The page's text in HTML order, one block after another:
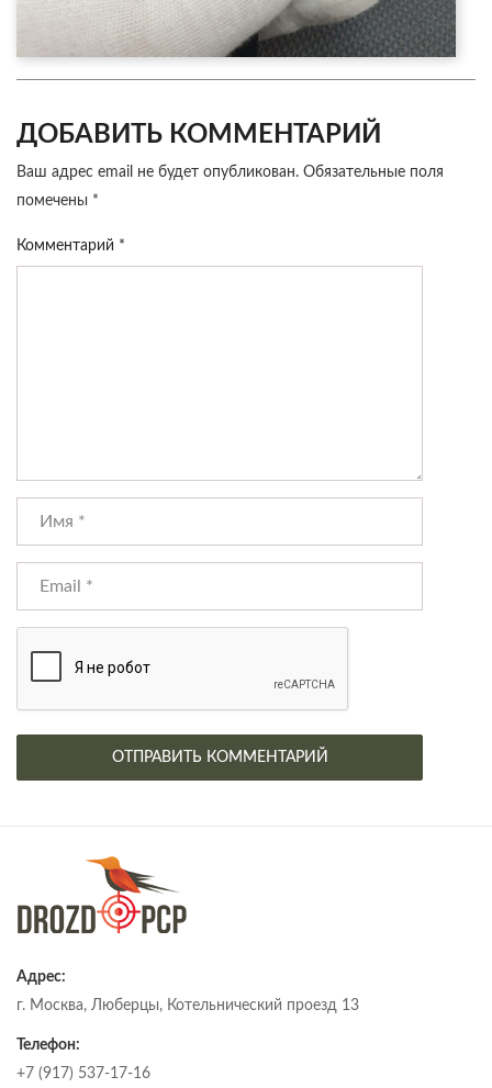
ДОБАВИТЬ КОММЕНТАРИЙ
Ваш адрес email не будет опубликован. Обязательные поля
помечены *
Комментарий *
Адрес:
г. Москва, Люберцы, Котельнический проезд 13
Телефон:
+7 (917) 537-17-16